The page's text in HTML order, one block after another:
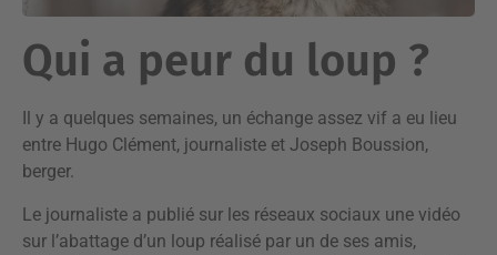
Qui a peur du loup ?
Il y a quelques semaines, un échange assez vif a eu lieu
entre Hugo Clément, journaliste et Joseph Boussion,
berger.
Le journaliste a publié sur les réseaux sociaux une vidéo
sur l’abattage d’un loup réalisé par un de ses amis,